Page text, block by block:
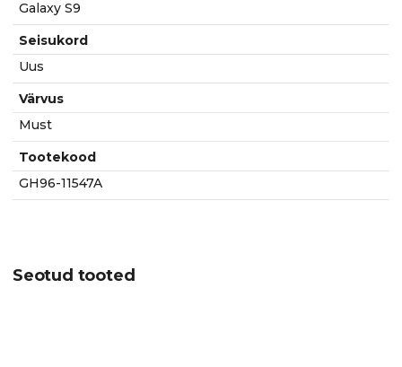
Galaxy S9
Seisukord
Uus
Värvus
Must
Tootekood
GH96-11547A
Seotud tooted